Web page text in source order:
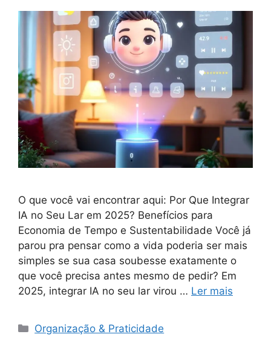
O que você vai encontrar aqui: Por Que Integrar
IA no Seu Lar em 2025? Benefícios para
Economia de Tempo e Sustentabilidade Você já
parou pra pensar como a vida poderia ser mais
simples se sua casa soubesse exatamente o
que você precisa antes mesmo de pedir? Em
2025, integrar IA no seu lar virou … Ler mais
Categorias
Organização & Praticidade